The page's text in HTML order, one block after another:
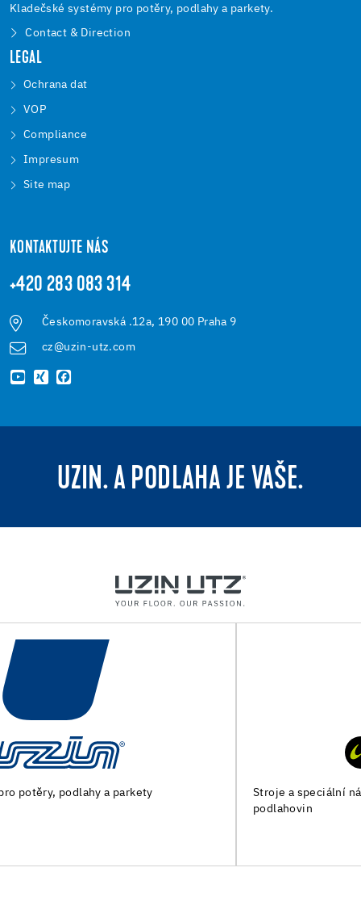
Kladečské systémy pro potěry, podlahy a parkety.
Contact & Direction
LEGAL
Ochrana dat
VOP
Compliance
Impresum
Site map
KONTAKTUJTE NÁS
+420 283 083 314
Českomoravská .12a, 190 00 Praha 9
cz@uzin-utz.com
UZIN. A PODLAHA JE VAŠE.
Stroje a speciální nářadí pro přípravu podkladu a pokládku